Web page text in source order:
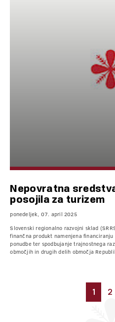
Nepovratna
posojila za turizem
ponedeljek, 07. april 2025
Slovenski regionalno razvojni sklad
finančna produkt namenjena
ponudbe ter spodbujanje trajnostnega
območjih in drugih delih območja
1 2